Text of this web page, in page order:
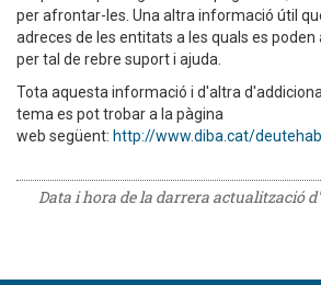
per afrontar-les. Una altra informació útil
adreces de les entitats a les quals es
per tal de rebre suport i ajuda.
Tota aquesta informació i d'altra
tema es pot trobar a la pàgina
web següent: http://www.diba.cat/
Data i hora de la darrera actualització